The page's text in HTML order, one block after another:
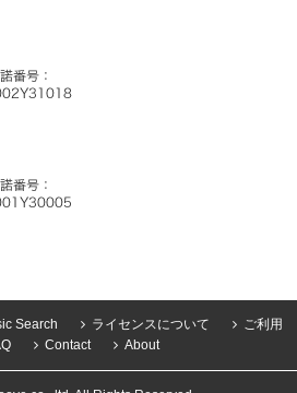
Search ライセンスについて
ご利用
Contact About